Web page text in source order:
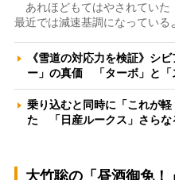
あれほどもてはやされていた
最近では減速基調になっている
《雪道の対応力を検証》シ
ー」の真価 「ターボ」と
乗り込むと同時に「これが
た 「日産ルークス」さら
大竹聡の「昼酒御免！」